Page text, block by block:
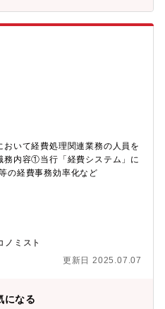
を行い、部門内に展開、議論を
体的に推進を行なう（２）投資
・案件の情報を入手する・担当
・入手した情報に付き、適宜部
報を元に当部の投資基準に合致
む案件調査の上部内に案内、上
サポート担当として推進する
する・当該案件について、要求
析を行なう（３）案件の取り上
で直接的・間接的に要求される
で共有する（４）取り上げ案件
署内での合意形成を図る。 当
相談・指示の上準備する・当該
ャードファイナンス案件の場
いて経費処理関連業務の人員を
務内容①当行「経費システム」に
の経費事務効率化など
ノミスト
更新日 2025.07.07
になる